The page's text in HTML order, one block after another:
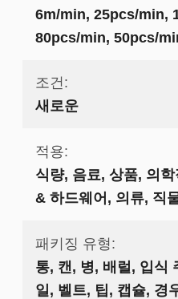
6m/min, 25pcs/min,
80pcs/min, 50pcs/
조건:
새로운
적용:
식량, 음료, 상품, 의
& 하드웨어, 의류, 직
패키징 유형:
통, 캔, 병, 배럴, 입식
일, 벨트, 팁, 캡슐, 경